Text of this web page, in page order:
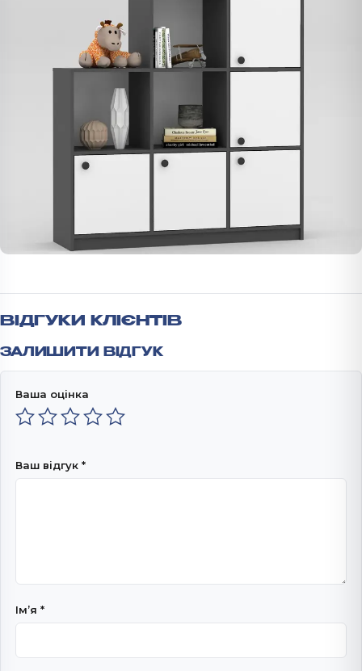
ВІДГУКИ КЛІЄНТІВ
ЗАЛИШИТИ ВІДГУК
Ваша оцінка
Ваш відгук *
Імʼя *